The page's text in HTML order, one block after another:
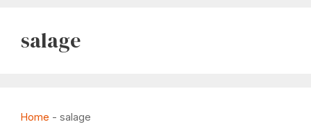
salage
Home - salage